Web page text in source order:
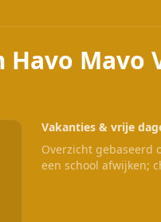
Mavo
Vakanties & vrije
Overzicht gebaseerd
een school afwijken;